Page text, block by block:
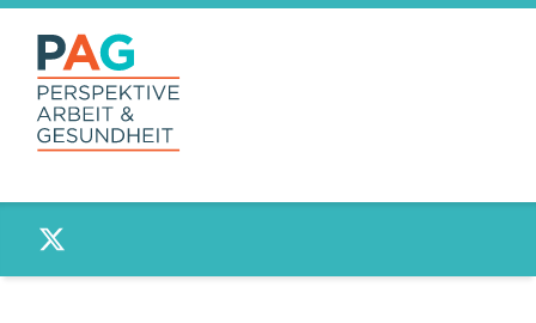
PAG –
GESUNDHEIT
Twitter